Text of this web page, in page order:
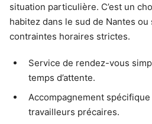
situation particulière. C’est un
habitez dans le sud de Nantes ou
contraintes horaires strictes.
Service de rendez-vous
temps d’attente.
Accompagnement
travailleurs précaires.